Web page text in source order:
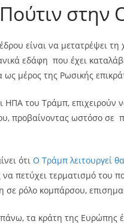
στην
είναι να μετατρέψει
εδάφη που έχει
μέρος της Ρωσικής
ΗΠΑ του Τράμπ, επιχειρούν
προβαίνοντας ωστόσο σε
ότι Ο Τράμπ λειτουργεί
να πετύχει τερματισμό
ρόλο κομπάρσου,
τα κράτη της Ευρώπης